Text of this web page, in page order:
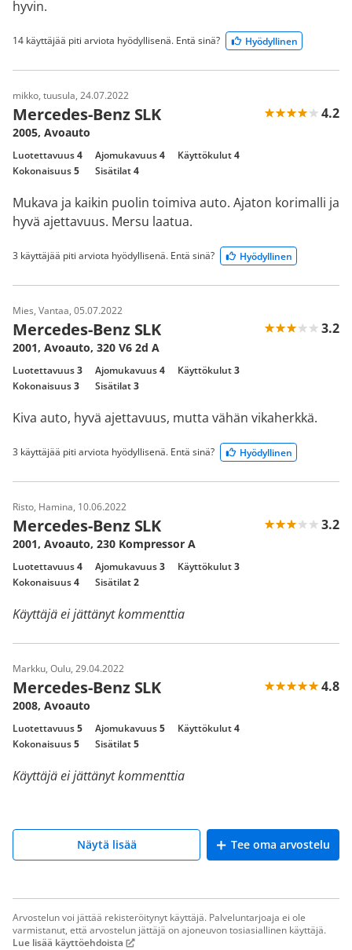
hyvin.
14 käyttäjää piti arviota hyödyllisenä. Entä sinä? Hyödyllinen
mikko, tuusula, 24.07.2022
Mercedes-Benz SLK 4.2
2005, Avoauto
Luotettavuus4 Ajomukavuus4 Käyttökulut4
Kokonaisuus5 Sisätilat4
Mukava ja kaikin puolin toimiva auto. Ajaton korimalli ja
hyvä ajettavuus. Mersu laatua.
3 käyttäjää piti arviota hyödyllisenä. Entä sinä? Hyödyllinen
Mies, Vantaa, 05.07.2022
Mercedes-Benz SLK 3.2
2001, Avoauto, 320 V6 2d A
Luotettavuus3 Ajomukavuus4 Käyttökulut3
Kokonaisuus3 Sisätilat3
Kiva auto, hyvä ajettavuus, mutta vähän vikaherkkä.
3 käyttäjää piti arviota hyödyllisenä. Entä sinä? Hyödyllinen
Risto, Hamina, 10.06.2022
Mercedes-Benz SLK 3.2
2001, Avoauto, 230 Kompressor A
Luotettavuus4 Ajomukavuus3 Käyttökulut3
Kokonaisuus4 Sisätilat2
Käyttäjä ei jättänyt kommenttia
Markku, Oulu, 29.04.2022
Mercedes-Benz SLK 4.8
2008, Avoauto
Luotettavuus5 Ajomukavuus5 Käyttökulut4
Kokonaisuus5 Sisätilat5
Käyttäjä ei jättänyt kommenttia
Näytä lisää Tee oma arvostelu
Arvostelun voi jättää rekisteröitynyt käyttäjä. Palveluntarjoaja ei ole
varmistanut, että arvostelun jättäjä on ajoneuvon tosiasiallinen käyttäjä.
Lue lisää käyttöehdoista